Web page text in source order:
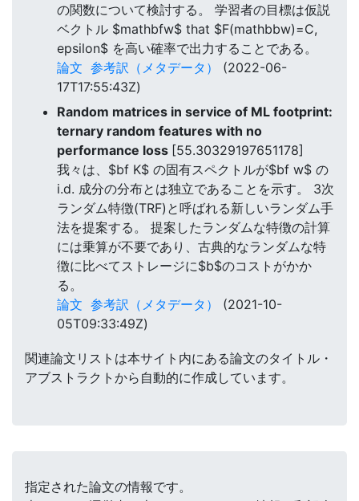
の関数について検討する。 学習者の目標は仮説
ベクトル $mathbfw$ that $F(mathbbw)=C,
epsilon$ を高い確率で出力することである。
論文 参考訳（メタデータ）
(2022-06-
17T17:55:43Z)
Random matrices in service of ML footprint:
ternary random features with no
performance loss [55.30329197651178]
我々は、$bf K$ の固有スペクトルが$bf w$ の
i.d. 成分の分布とは独立であることを示す。 3次
ランダム特徴(TRF)と呼ばれる新しいランダム手
法を提案する。 提案したランダムな特徴の計算
には乗算が不要であり、古典的なランダムな特
徴に比べてストレージに$b$のコストがかか
る。
論文 参考訳（メタデータ）
(2021-10-
05T09:33:49Z)
関連論文リストは本サイト内にある論文のタイトル・
アブストラクトから自動的に作成しています。
指定された論文の情報です。